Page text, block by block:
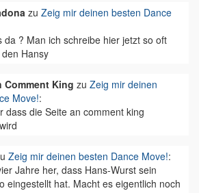
zu Zeig mir deinen besten Dance
da ? Man ich schreibe hier jetzt so oft
Hansy
Comment King zu Zeig mir deinen
Move!:
dass die Seite an comment king
Zeig mir deinen besten Dance Move!:
Jahre her, dass Hans-Wurst sein
eingestellt hat. Macht es eigentlich noch